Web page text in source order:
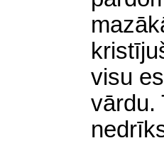
visu
vārdu.